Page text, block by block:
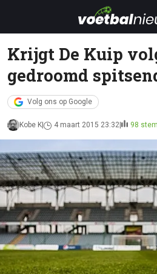
Krijgt De Kuip
gedroomd
Volg ons op Google
Kobe K 4 maart 2015 23:32 98